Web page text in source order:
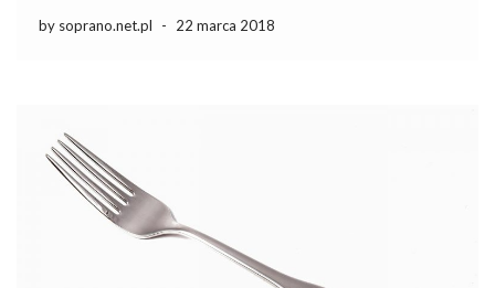
wygodnego miejsca. W mieście działa wiele pizzerii oferujących
by soprano.net.pl - 22 marca 2018